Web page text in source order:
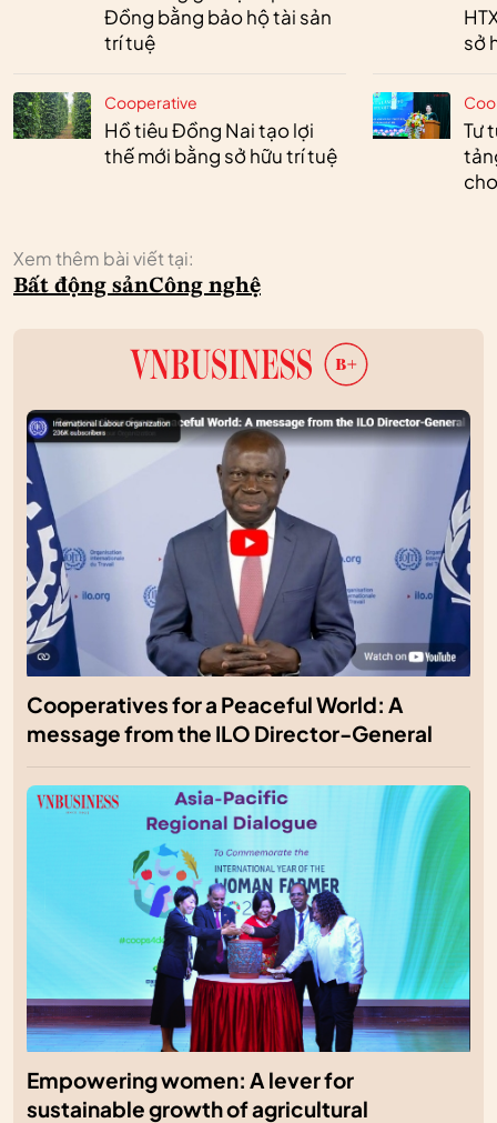
Đồng bằng bảo hộ tài sản
trí tuệ
Cooperative
Hồ tiêu Đồng Nai tạo lợi
thế mới bằng sở hữu trí tuệ
sở
Tư
Xem thêm bài viết tại:
Bất động sảnCông nghệ
Cooperatives for a Peaceful World: A
message from the ILO Director-General
Empowering women: A lever for
sustainable growth of agricultural